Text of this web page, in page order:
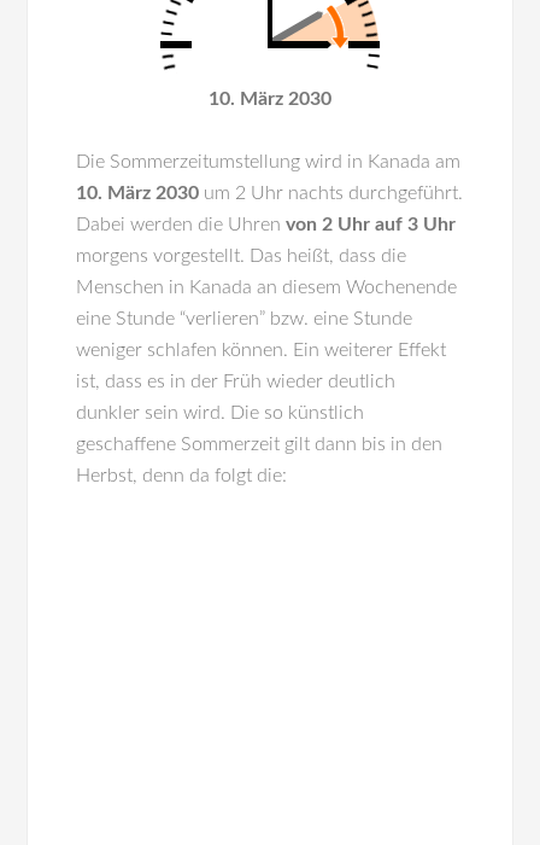
10. März 2030
Die Sommerzeitumstellung wird in Kanada am
10. März 2030 um 2 Uhr nachts durchgeführt.
Dabei werden die Uhrenvon 2 Uhr auf 3 Uhr
morgens vorgestellt. Das heißt, dass die
Menschen in Kanada an diesem Wochenende
eine Stunde “verlieren” bzw. eine Stunde
weniger schlafen können. Ein weiterer Effekt
ist, dass es in der Früh wieder deutlich
dunkler sein wird. Die so künstlich
geschaffene Sommerzeit gilt dann bis in den
Herbst, denn da folgt die: